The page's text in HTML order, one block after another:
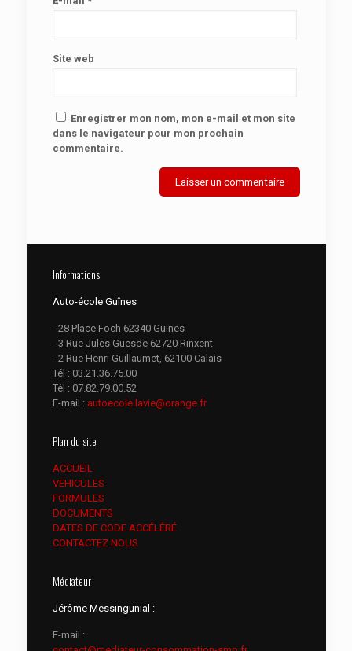
Site web
Enregistrer mon nom, mon e-mail et mon site
dans le navigateur pour mon prochain
commentaire.
Informations
Auto-école Guînes
- 28 Place Foch 62340 Guines
- 3 Rue Jules Guesde 62720 Rinxent
- 2 Rue Henri Guillaumet, 62100 Calais
Tél : 03.21.36.75.00
Tél : 07.82.79.00.52
E-mail : autoecole.lavie@orange.fr
Plan du site
ACCUEIL
VEHICULES
FORMULES
DOCUMENTS
DATES DE CODE ACCÉLÉRÉ
CONTACTEZ NOUS
Médiateur
Jérôme Messingunial :
E-mail :